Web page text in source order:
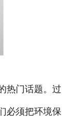
门话题。过
必须把环境保